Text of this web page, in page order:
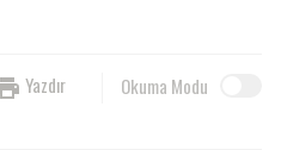
Okuma Modu
Yazdır